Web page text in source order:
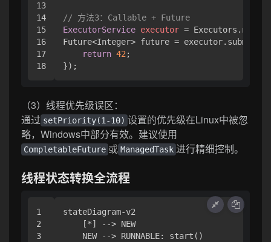
13
14
15
16
17
// 方法3：Callable + Future
ExecutorService executor =
Future<Integer> future =
return 42;
（3）线程优先级误区：
通过 setPriority(1-10) 设置的优先级在Linux中被忽
略，Windows中部分有效。建议使用
CompletableFuture 或 ManagedTask 进行精细控制。
线程状态转换全流程
1
2
3
stateDiagram-v2
    [*] --> NEW
    NEW --> RUNNABLE: start()